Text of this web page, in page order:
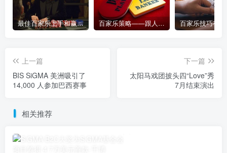
最佳百家乐上手和赢钱指南 – 终极版 百家乐策略——跟人胜过跟路
上一篇
BIS SiGMA 美洲吸引了
14,000 人参加巴西赛事
下一篇
太阳马戏团披头四“Love”秀
7月结束演出
相关推荐